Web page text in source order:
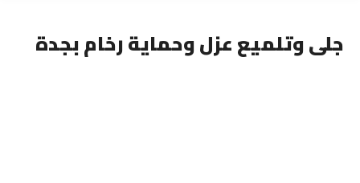
جلى وتلميع عزل وحماية رخام بجدة